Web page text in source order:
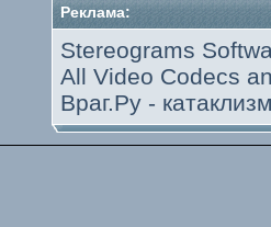
Реклама:
Stereograms
All Video Codecs
Враг.Ру -